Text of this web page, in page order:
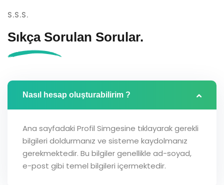
S.S.S.
Sıkça Sorulan Sorular.
Nasıl hesap oluşturabilirim ?
Ana sayfadaki Profil Simgesine tıklayarak gerekli
bilgileri doldurmanız ve sisteme kaydolmanız
gerekmektedir. Bu bilgiler genellikle ad-soyad,
e-post gibi temel bilgileri içermektedir.